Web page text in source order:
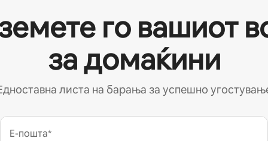
го вашиот
за домаќини
листа на барања за успешно
Е-пошта*